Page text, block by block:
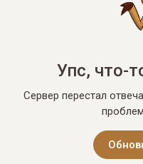
Упс, что-
Сервер перестал